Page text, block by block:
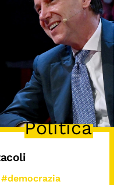
Politica
#democrazia